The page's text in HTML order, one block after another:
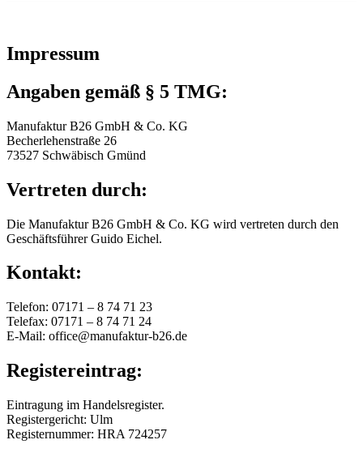
Impressum
Angaben gemäß § 5 TMG:
Manufaktur B26 GmbH & Co. KG
Becherlehenstraße 26
73527 Schwäbisch Gmünd
Vertreten durch:
Die Manufaktur B26 GmbH & Co. KG wird vertreten durch den
Geschäftsführer Guido Eichel.
Kontakt:
Telefon: 07171 – 8 74 71 23
Telefax: 07171 – 8 74 71 24
E-Mail: office@manufaktur-b26.de
Registereintrag:
Eintragung im Handelsregister.
Registergericht: Ulm
Registernummer: HRA 724257